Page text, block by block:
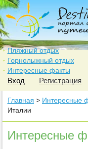
Пляжный отдых
Горнолыжный отдых
Интересные факты
Вход Регистрация
Главная > Интересные
Италии
Интересные